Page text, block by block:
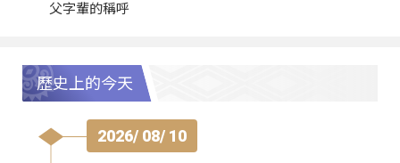
父字輩的稱呼
歷史上的今天
2026/ 08/ 10